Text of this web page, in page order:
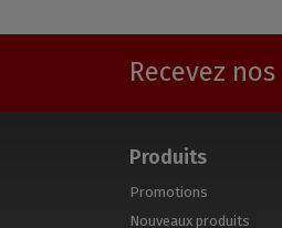
Recevez nos
Produits
Promotions
Nouveaux produits